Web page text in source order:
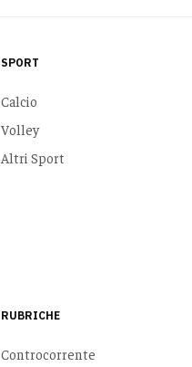
SPORT
Calcio
Volley
Altri Sport
RUBRICHE
Controcorrente